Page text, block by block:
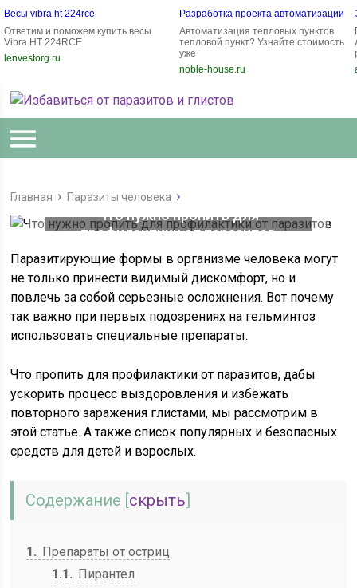
Весы vibra ht 224rce
Ответим и поможем купить весы
Vibra HT 224RCE
lenvestorg.ru
Разработка проекта автоматизации
Автоматизация тепловых пунктов
тепловой пункт? Узнайте стоимость
уже
noble-house.ru
Главная Паразиты человека
Что нужно пропить для
профилактики от паразитов
Паразитирующие формы в организме человека могут
не только принести видимый дискомфорт, но и
повлечь за собой серьезные осложнения. Вот почему
так важно при первых подозрениях на гельминтоз
использовать специальные препараты.
Что пропить для профилактики от паразитов, дабы
ускорить процесс выздоровления и избежать
повторного заражения глистами, мы рассмотрим в
этой статье. А также список популярных и безопасных
средств для детей и взрослых.
Содержание [скрыть]
1
Препараты от остриц
1.1
Пирантел